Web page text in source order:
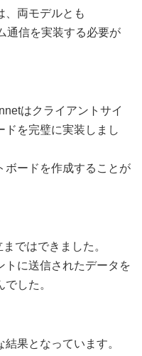
、両モデルとも
通信を実装する必要が
はクライアントサイ
ドを完璧に実装しまし
ボードを作成することが
ではできました。
トに送信されたデータを
した。
果となっています。